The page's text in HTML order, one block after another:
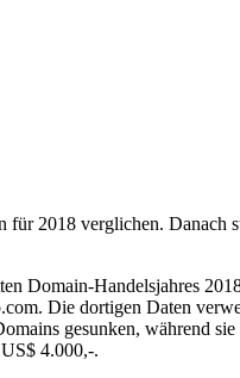
2018 verglichen. Danach
Domain-Handelsjahres
Die dortigen Daten
gesunken, während
4.000,-.